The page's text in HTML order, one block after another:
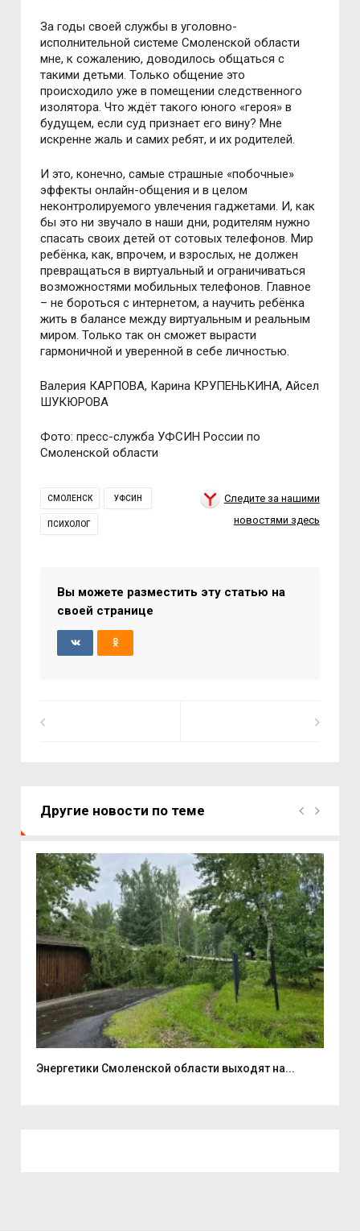
За годы своей службы в уголовно-
исполнительной системе Смоленской области
мне, к сожалению, доводилось общаться с
такими детьми. Только общение это
происходило уже в помещении следственного
изолятора. Что ждёт такого юного «героя» в
будущем, если суд признает его вину? Мне
искренне жаль и самих ребят, и их родителей.
И это, конечно, самые страшные «побочные»
эффекты онлайн-общения и в целом
неконтролируемого увлечения гаджетами. И, как
бы это ни звучало в наши дни, родителям нужно
спасать своих детей от сотовых телефонов. Мир
ребёнка, как, впрочем, и взрослых, не должен
превращаться в виртуальный и ограничиваться
возможностями мобильных телефонов. Главное
– не бороться с интернетом, а научить ребёнка
жить в балансе между виртуальным и реальным
миром. Только так он сможет вырасти
гармоничной и уверенной в себе личностью.
Валерия КАРПОВА, Карина КРУПЕНЬКИНА, Айсел
ШУКЮРОВА
Фото: пресс-служба УФСИН России по
Смоленской области
СМОЛЕНСК УФСИН
ПСИХОЛОГ
Следите за нашими
новостями здесь
Вы можете разместить эту статью на
своей странице
Другие новости по теме
Энергетики Смоленской области выходят на...